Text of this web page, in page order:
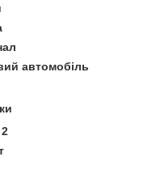
автомобіль